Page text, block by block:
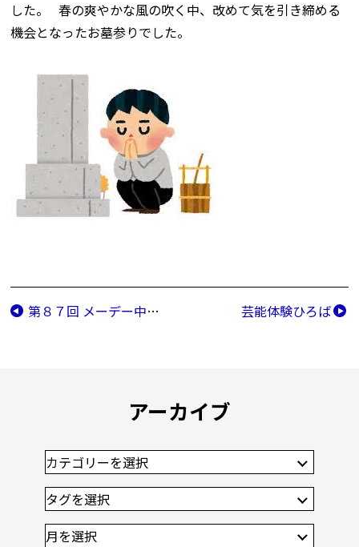
した。 春の爽やかな風の吹く中、改めて気を引き締める
機会となったお墓参りでした。
第８７回 メーデー中央大会 芸能体験ひろば
アーカイブ